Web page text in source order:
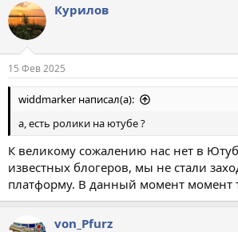
"Видео Гид Путешествий" - мы в силах
прекрасный отдых на Алтае!
Курилов
15 Фев 2025
widdmarker написал(а):
а, есть ролики на ютубе ?
К великому сожалению нас нет в
известных блогеров, мы не стали
платформу. В данный момент момент
von_Pfurz